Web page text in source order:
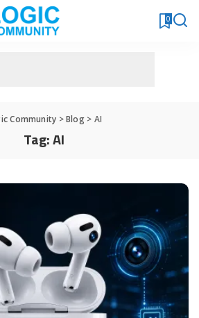
0
Community >Blog> AI
Tag:AI